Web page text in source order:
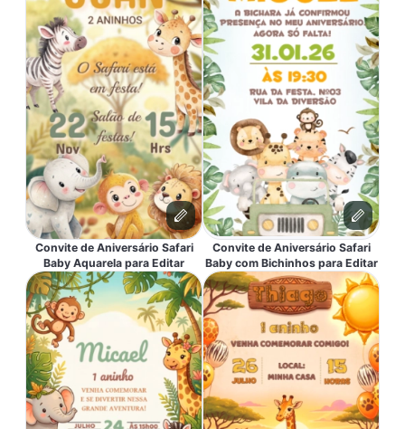
Convite de Aniversário Safari
Baby Aquarela para Editar
Convite de Aniversário Safari
Baby com Bichinhos para Editar